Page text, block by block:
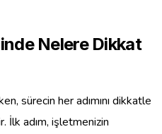
Nelere Dikkat
sürecin her adımını dikkatle
İlk adım, işletmenizin